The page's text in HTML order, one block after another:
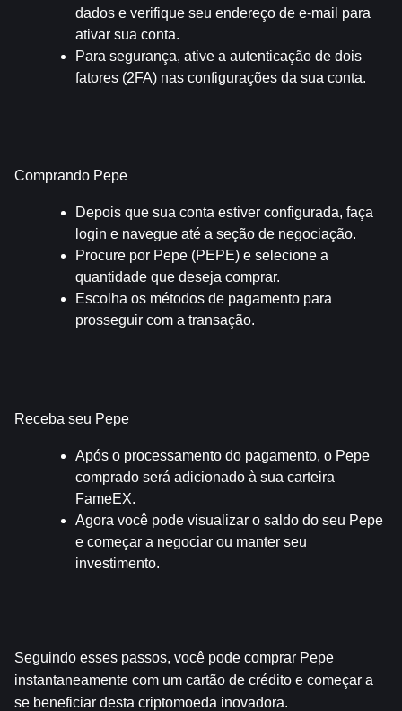
dados e verifique seu endereço de e-mail para
ativar sua conta.
Para segurança, ative a autenticação de dois
fatores (2FA) nas configurações da sua conta.
Comprando Pepe
Depois que sua conta estiver configurada, faça
login e navegue até a seção de negociação.
Procure por Pepe (PEPE) e selecione a
quantidade que deseja comprar.
Escolha os métodos de pagamento para
prosseguir com a transação.
Receba seu Pepe
Após o processamento do pagamento, o Pepe
comprado será adicionado à sua carteira
FameEX.
Agora você pode visualizar o saldo do seu Pepe
e começar a negociar ou manter seu
investimento.
Seguindo esses passos, você pode comprar Pepe
instantaneamente com um cartão de crédito e começar a
se beneficiar desta criptomoeda inovadora.